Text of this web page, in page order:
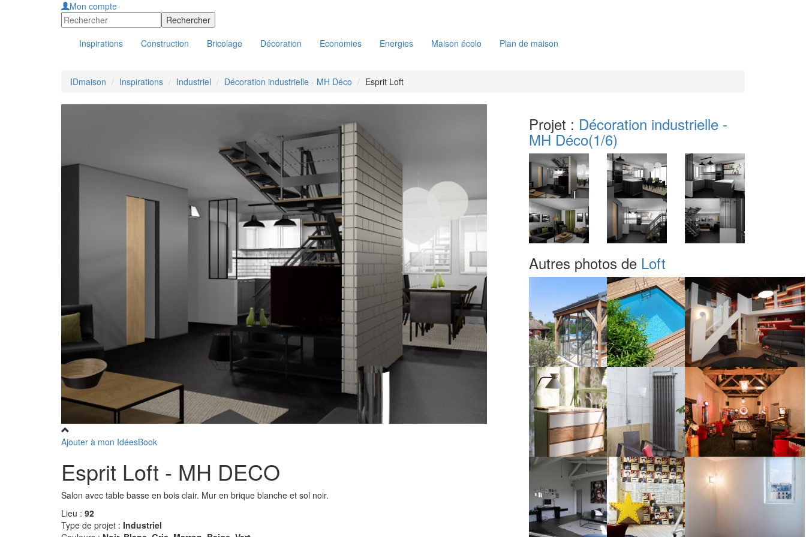
Mon compte
Inspirations Construction Bricolage Décoration Economies Energies Maison écolo Plan de maison
IDmaison Inspirations Industriel Décoration industrielle - MH Déco Esprit Loft
Ajouter à mon IdéesBook
Esprit Loft - MH DECO
Salon avec table basse en bois clair. Mur en brique blanche et sol noir.
Lieu : 92
Type de projet : Industriel
Projet : Décoration industrielle -
MH Déco(1/6)
Autres photos de Loft